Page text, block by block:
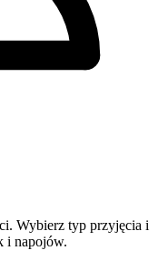
Wybierz typ przyjęcia i
i napojów.